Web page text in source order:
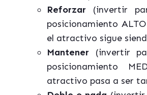
Reforzar (invertir
posicionamiento
el atractivo sigue
Mantener (invertir
posicionamiento
atractivo pasa a ser